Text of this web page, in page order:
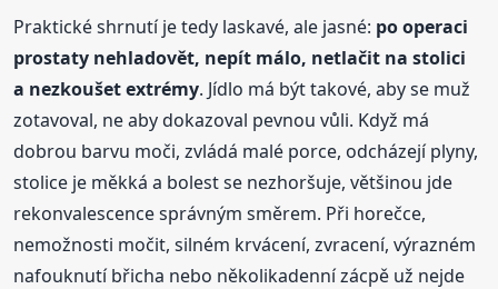
Praktické shrnutí je tedy laskavé, ale jasné: po operaci
prostaty nehladovět, nepít málo, netlačit na stolici
a nezkoušet extrémy. Jídlo má být takové, aby se muž
zotavoval, ne aby dokazoval pevnou vůli. Když má
dobrou barvu moči, zvládá malé porce, odcházejí plyny,
stolice je měkká a bolest se nezhoršuje, většinou jde
rekonvalescence správným směrem. Při horečce,
nemožnosti močit, silném krvácení, zvracení, výrazném
nafouknutí břicha nebo několikadenní zácpě už nejde